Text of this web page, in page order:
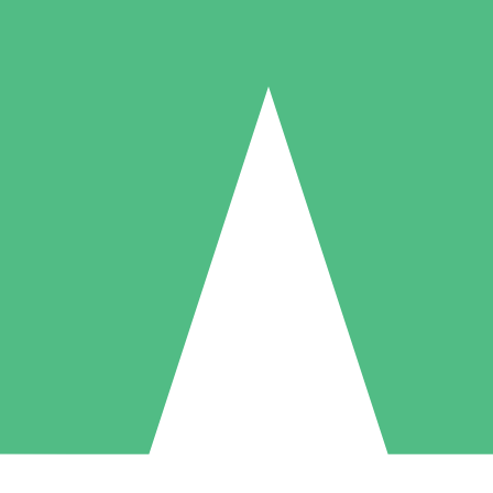
Individuelle Credit-Pakete
nach Bedarf mit Download-Credits. Keine monatliche Verpflichtung